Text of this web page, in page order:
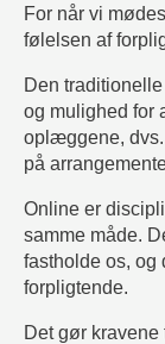
For når vi
følelsen af
Den
og mulighed for
oplæggene, dvs.
på
Online er
samme måde.
fastholde os, og
forpligtende.
Det gør